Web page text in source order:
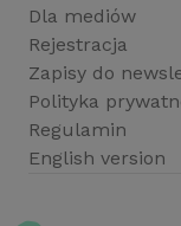
Dla mediów
Rejestracja
Zapisy do
Polityka
Regulamin
English version